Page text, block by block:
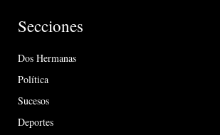
Secciones
Dos Hermanas
Política
Sucesos
Deportes